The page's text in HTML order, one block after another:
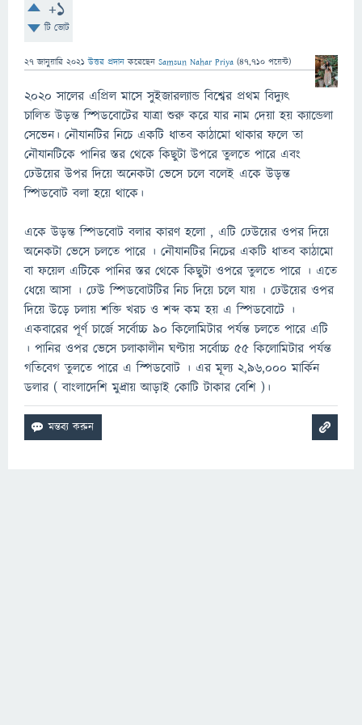
+1
টি ভোট
27 জানুয়ারি 2021 উত্তর প্রদান করেছেন Samsun Nahar Priya (47,710 পয়েন্ট)
২০২০ সালের এপ্রিল মাসে সুইজারল্যান্ড বিশ্বের প্রথম বিদ্যুৎ
চালিত উড়ন্ত স্পিডবােটের যাত্রা শুরু করে যার নাম দেয়া হয় ক্যান্ডেলা
সেভেন। নৌযানটির নিচে একটি ধাতব কাঠামো থাকার ফলে তা
নৌযানটিকে পানির স্তর থেকে কিছুটা উপরে তুলতে পারে এবং
ঢেউয়ের উপর দিয়ে অনেকটা ভেসে চলে বলেই একে উড়ন্ত
স্পিডবোট বলা হয়ে থাকে।
একে উড়ন্ত স্পিডবােট বলার কারণ হলাে , এটি ঢেউয়ের ওপর দিয়ে
অনেকটা ভেসে চলতে পারে । নৌযানটির নিচের একটি ধাতব কাঠামাে
বা ফয়েল এটিকে পানির স্তর থেকে কিছুটা ওপরে তুলতে পারে । এতে
ধেয়ে আসা । ঢেউ স্পিডবােটটির নিচ দিয়ে চলে যায় । ঢেউয়ের ওপর
দিয়ে উড়ে চলায় শক্তি খরচ ও শব্দ কম হয় এ স্পিডবােটে ।
একবারের পূর্ণ চার্জে সর্বোচ্চ ৯০ কিলােমিটার পর্যন্ত চলতে পারে এটি
। পানির ওপর ভেসে চলাকালীন ঘণ্টায় সর্বোচ্চ ৫৫ কিলােমিটার পর্যন্ত
গতিবেগ তুলতে পারে এ স্পিডবােট । এর মূল্য ২,৯৬,০০০ মার্কিন
ডলার ( বাংলাদেশি মুদ্রায় আড়াই কোটি টাকার বেশি )।